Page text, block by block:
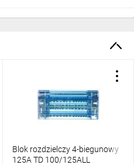
Blok rozdzielczy 4-biegunowy
125A TD 100/125ALL